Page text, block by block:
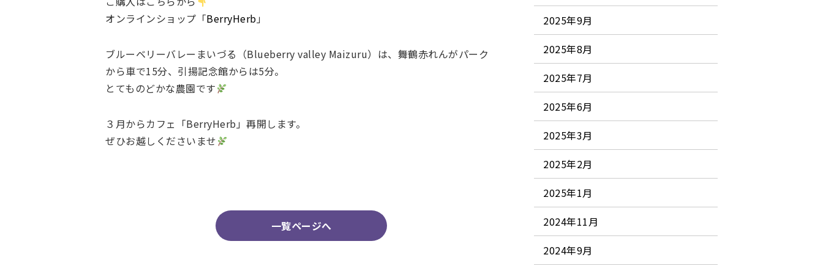
オンラインショップ「BerryHerb 」
ブルーベリーバレーまいづる（Blueberry valley Maizuru）は、舞鶴赤れんがパーク
から車で15分、引揚記念館からは5分。
とてものどかな農園です
３月からカフェ「BerryHerb」再開します。
ぜひお越しくださいませ
一覧ページへ
2025年9月
2025年8月
2025年7月
2025年6月
2025年3月
2025年2月
2025年1月
2024年11月
2024年9月